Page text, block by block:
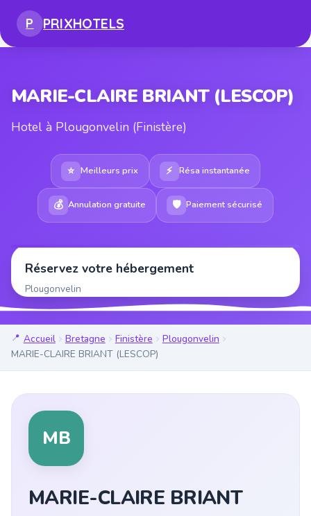
P PRIXHOTELS
MARIE-CLAIRE BRIANT (LESCOP)
Hotel à Plougonvelin (Finistère)
⭐ Meilleurs prix ⚡ Résa instantanée
💰 Annulation gratuite 🛡 Paiement sécurisé
Réservez votre hébergement
Plougonvelin
Accueil Bretagne Finistère
Plougonvelin
MARIE-CLAIRE BRIANT (LESCOP)
MB
MARIE-CLAIRE BRIANT